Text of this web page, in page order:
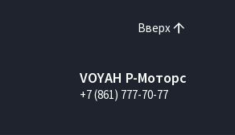
Вверх
VOYAH Р-Моторс
+7 (861) 777-70-77